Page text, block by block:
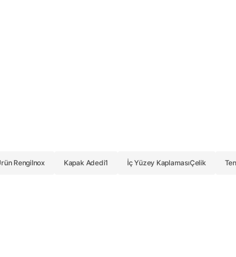
RengiInox Kapak Adedi1 İç Yüzey KaplamasıÇelik